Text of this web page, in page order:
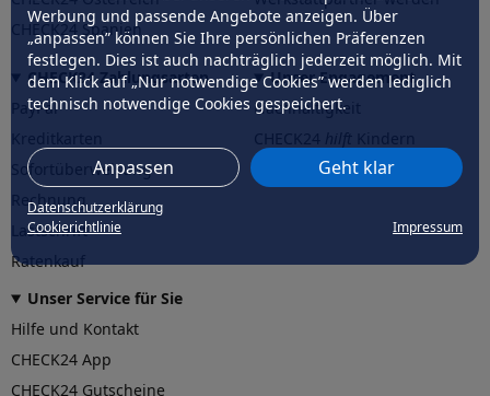
Werbung und passende Angebote anzeigen. Über
„anpassen” können Sie Ihre persönlichen Präferenzen
festlegen. Dies ist auch nachträglich jederzeit möglich. Mit
dem Klick auf „Nur notwendige Cookies” werden lediglich
technisch notwendige Cookies gespeichert.
Anpassen Geht klar
Datenschutzerklärung
Cookierichtlinie
Impressum
CHECK24 Spanien
CHECK24 Zahlungsarten
PayPal
Sofortüberweisung
Rechnung
Lastschrift
Ratenkauf
Unser Engagement
Nachhaltigkeit
CHECK24hilftder Natur
Unser Service für Sie
Hilfe und Kontakt
CHECK24 App
CHECK24 Gutscheine